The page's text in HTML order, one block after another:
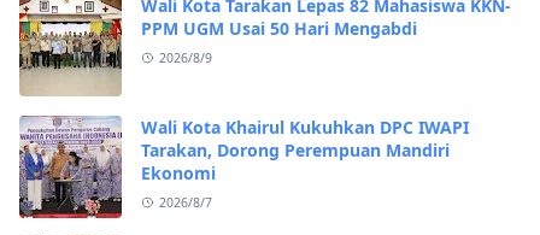
Wali Kota Tarakan Lepas 82 Mahasiswa KKN-
PPM UGM Usai 50 Hari Mengabdi
2026/8/9
Wali Kota Khairul Kukuhkan DPC IWAPI
Tarakan, Dorong Perempuan Mandiri
Ekonomi
2026/8/7